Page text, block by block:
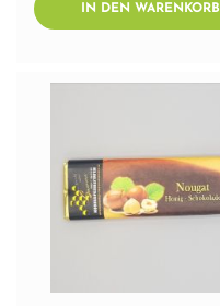
IN DEN WARENKORB